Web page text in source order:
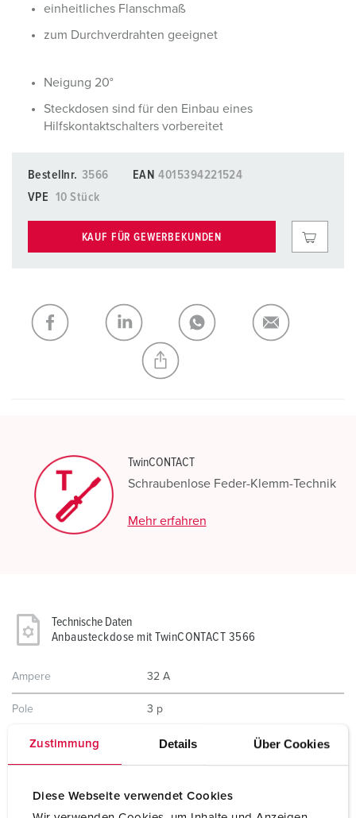
Zustimmung Details Über Cookies
Diese Webseite verwendet Cookies
einheitliches Flanschmaß
zum Durchverdrahten geeignet
Neigung 20°
Steckdosen sind für den Einbau eines
Hilfskontaktschalters vorbereitet
Bestellnr. 3566 EAN 4015394221524
VPE
10 Stück
KAUF FÜR GEWERBEKUNDEN
TwinCONTACT
Schraubenlose Feder-Klemm-Technik
Mehr erfahren
Technische Daten
Anbausteckdose mit TwinCONTACT 3566
Ampere 32 A
Pole 3 p
Volt 110 V